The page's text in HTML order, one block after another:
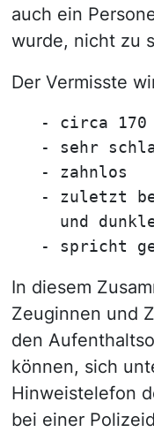
auch ein
wurde, nicht zu
Der Vermisste
- circa 170
- sehr
   - zahnlos
- zuletzt
und
- spricht
In diesem
Zeuginnen und
den
können, sich
Hinweistelefon
bei einer